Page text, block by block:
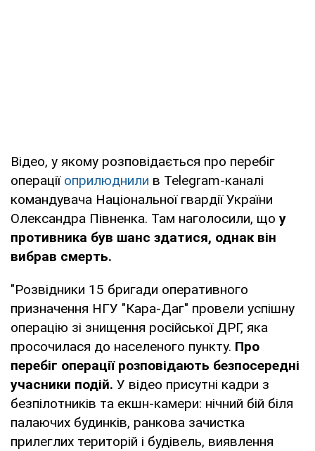
Відео, у якому розповідається про перебіг
операції оприлюднили в Telegram-каналі
командувача Національної гвардії України
Олександра Півненка. Там наголосили, що у
противника був шанс здатися, однак він
вибрав смерть.
"Розвідники 15 бригади оперативного
призначення НГУ "Кара-Даг" провели успішну
операцію зі знищення російської ДРГ, яка
просочилася до населеного пункту. Про
перебіг операції розповідають безпосередні
учасники подій. У відео присутні кадри з
безпілотників та екшн-камери: нічний бій біля
палаючих будинків, ранкова зачистка
прилеглих територій і будівель, виявлення